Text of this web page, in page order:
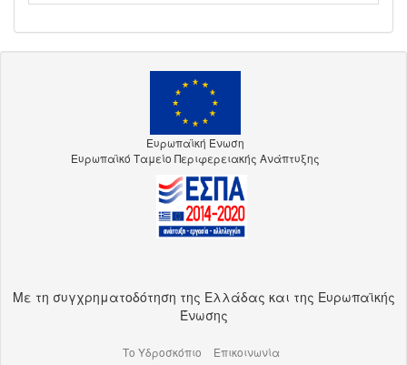
Ευρωπαϊκή Ένωση
Ευρωπαϊκό Ταμείο Περιφερειακής Ανάπτυξης
Με τη συγχρηματοδότηση της Ελλάδας και της Ευρωπαϊκής
Ένωσης
Το Υδροσκόπιο Επικοινωνία